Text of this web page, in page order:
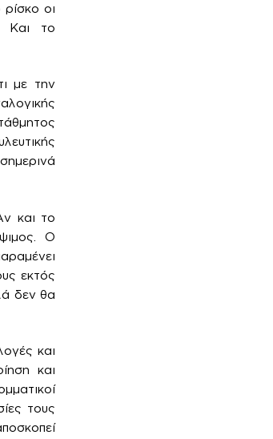
οι
Και το
με την
και το
Ο
εκτός
δεν θα
και
και
τους